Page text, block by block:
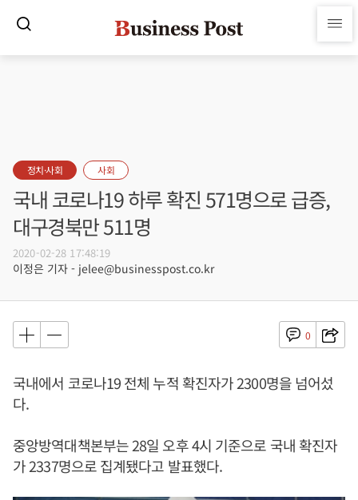
정치·사회 사회
국내 코로나19 하루 확진 571명으로 급증,
대구경북만 511명
2020-02-28 17:48:19
이정은 기자 - jelee@businesspost.co.kr
0
국내에서 코로나19 전체 누적 확진자가 2300명을 넘어섰
다.
중앙방역대책본부는 28일 오후 4시 기준으로 국내 확진자
가 2337명으로 집계됐다고 발표했다.